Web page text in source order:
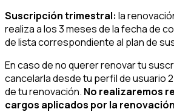
Suscripción trimestral: la
realiza a los 3 meses de la fecha de
de lista correspondiente al plan de
En caso de no querer renovar tu
cancelarla desde tu perfil de usuario
de tu renovación. No realizaremos
cargos aplicados por la